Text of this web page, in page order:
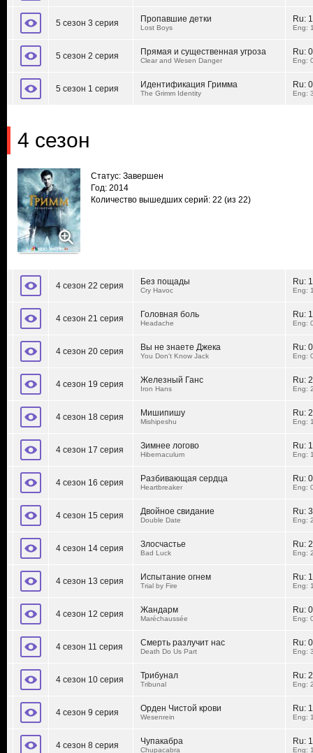
5 сезон 3 серия Пропавшие детки
Lost Boys
Ru:
Eng:
5 сезон 2 серия Прямая и существенная угроза
Clear and Wesen Danger
Ru:
Eng:
5 сезон 1 серия Идентификация Гримма
The Grimm Identity
Ru:
Eng:
4 сезон
Статус: Завершен
Год: 2014
Количество вышедших серий: 22 (из 22)
4 сезон 22 серия Без пощады
Cry Havoc
Ru:
Eng:
4 сезон 21 серия Головная боль
Headache
Ru:
Eng:
4 сезон 20 серия Вы не знаете Джека
You Don't Know Jack
Ru:
Eng:
4 сезон 19 серия Железный Ганс
Iron Hans
Ru:
Eng:
4 сезон 18 серия Мишипишу
Mishipeshu
Ru:
Eng:
4 сезон 17 серия Зимнее логово
Hibernaculum
Ru:
Eng:
4 сезон 16 серия Разбивающая сердца
Heartbreaker
Ru:
Eng:
4 сезон 15 серия Двойное свидание
Double Date
Ru:
Eng:
4 сезон 14 серия Злосчастье
Bad Luck
Ru:
Eng:
4 сезон 13 серия Испытание огнем
Trial by Fire
Ru:
Eng:
4 сезон 12 серия Жандарм
Maréchaussée
Ru:
Eng:
4 сезон 11 серия Смерть разлучит нас
Death Do Us Part
Ru:
Eng:
4 сезон 10 серия Трибунал
Tribunal
Ru:
Eng:
4 сезон 9 серия Орден Чистой крови
Wesenrein
Ru:
Eng:
4 сезон 8 серия Чупакабра
Chupacabra
Ru:
Eng: